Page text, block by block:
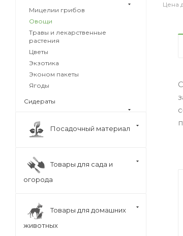
Цена
Мицелии грибов
Овощи
Травы и лекарственные
растения
Цветы
Экзотика
Эконом пакеты
Ягоды
Сидераты
Посадочный материал
Товары для сада и
огорода
Товары для домашних
животных